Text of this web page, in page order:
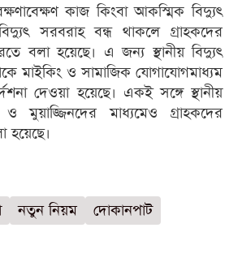
কাজ কিংবা আকস্মিক বিদ্যুৎ
সরবরাহ বন্ধ থাকলে গ্রাহকদের
বলা হয়েছে। এ জন্য স্থানীয় বিদ্যুৎ
মাইকিং ও সামাজিক যোগাযোগমাধ্যম
দেওয়া হয়েছে। একই সঙ্গে স্থানীয়
মুয়াজ্জিনদের মাধ্যমেও গ্রাহকদের
হয়েছে।
নতুন নিয়ম
দোকানপাট